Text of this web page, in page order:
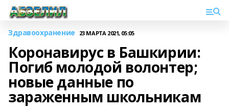
Здравоохранение 23 МАРТА 2021, 05:05
Коронавирус в Башкирии:
Погиб молодой волонтер;
новые данные по
зараженным школьникам